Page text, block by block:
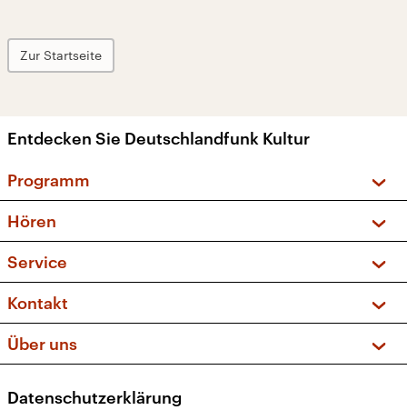
Zur Startseite
Entdecken Sie Deutschlandfunk Kultur
Programm
Sendungen und Podcasts
Musikliste
Kakadu – Das Kinderprogramm
Hören
Frequenzen (UKW + DAB+)
Service
FAQ
Apps
Newsletter
Veranstaltungen
Kontakt
Social Media
Über uns
Presse
Datenschutzerklärung